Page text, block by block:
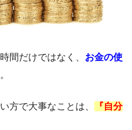
間だけではなく、 お金の使
方で大事なことは、
『自分